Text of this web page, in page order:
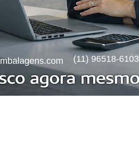
(11) 96518-6103